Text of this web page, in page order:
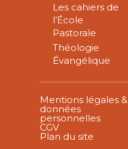
Les cahiers de
l’École
Pastorale
Théologie
Évangélique
Mentions légales &
données
personnelles
CGV
Plan du site